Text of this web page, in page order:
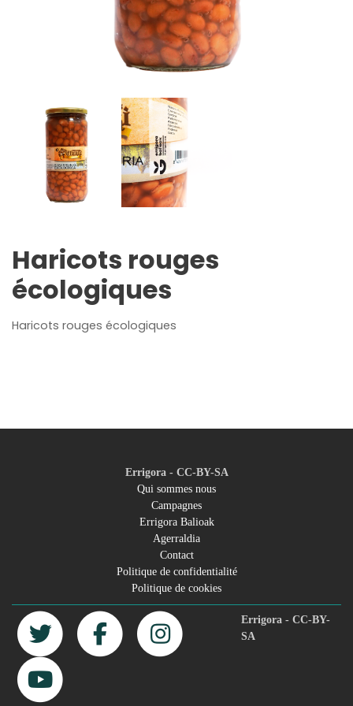
Haricots rouges
écologiques
Haricots rouges écologiques
Footer
menu
Errigora - CC-BY-SA
Qui sommes nous
Campagnes
Errigora Balioak
Agerraldia
Contact
Politique de confidentialité
Politique de cookies
Errigora - CC-BY-
SA